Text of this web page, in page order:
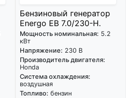
Бензиновый генератор
Energo EB 7.0/230-H.
Мощность номинальная: 5.2
кВт
Напряжение: 230 В
Производитель двигателя:
Honda
Система охлаждения:
воздушная
Топливо: бензин